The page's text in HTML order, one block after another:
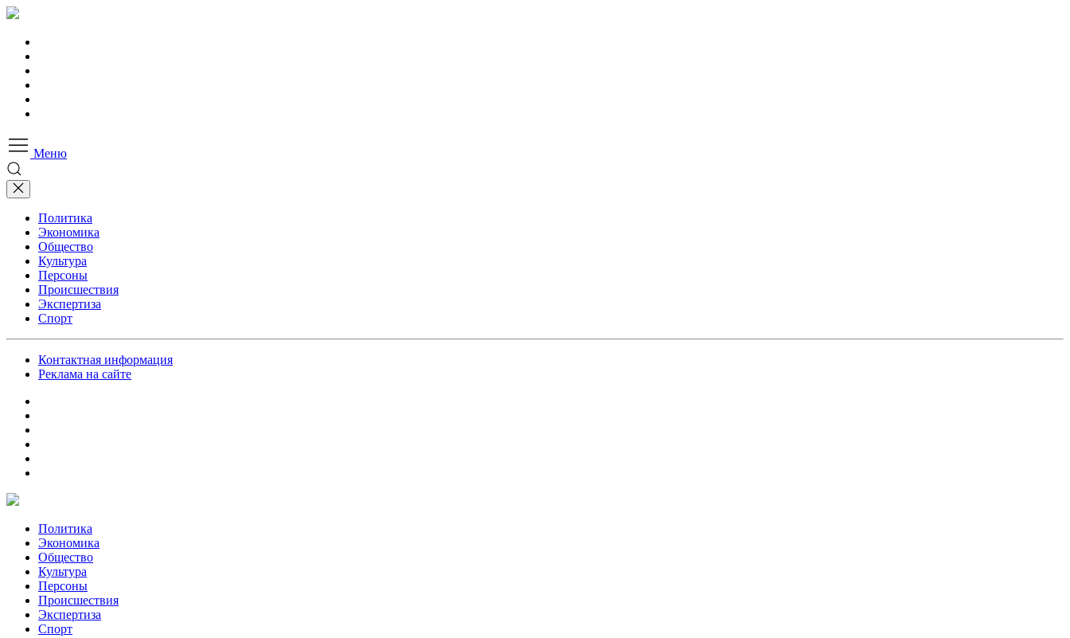
Меню
Политика
Экономика
Общество
Культура
Персоны
Происшествия
Экспертиза
Спорт
Контактная информация
Реклама на сайте
Политика
Экономика
Общество
Культура
Персоны
Происшествия
Экспертиза
Спорт